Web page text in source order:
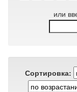
или
Сортировка: